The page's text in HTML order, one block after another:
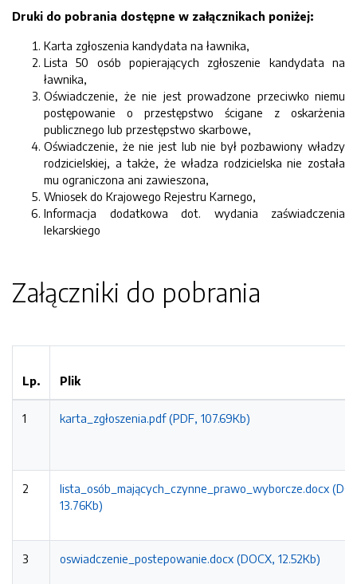
Druki do pobrania dostępne w załącznikach poniżej:
Karta zgłoszenia kandydata na ławnika,
Lista 50 osób popierających zgłoszenie kandydata na
ławnika,
Oświadczenie, że nie jest prowadzone przeciwko niemu
postępowanie o przestępstwo ścigane z oskarżenia
publicznego lub przestępstwo skarbowe,
Oświadczenie, że nie jest lub nie był pozbawiony władzy
rodzicielskiej, a także, że władza rodzicielska nie została
mu ograniczona ani zawieszona,
Wniosek do Krajowego Rejestru Karnego,
Informacja dodatkowa dot. wydania zaświadczenia
lekarskiego
Załączniki do pobrania
Lp. Plik
1 karta_zgłoszenia.pdf (PDF, 107.69Kb)
2
lista_osób_mających_czynne_prawo_wyborcze.docx
13.76Kb)
3 oswiadczenie_postepowanie.docx (DOCX, 12.52Kb)